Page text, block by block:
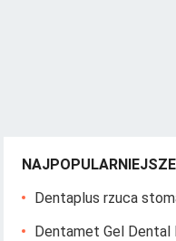
Dentaplus rzuca
Dentamet Gel Dental